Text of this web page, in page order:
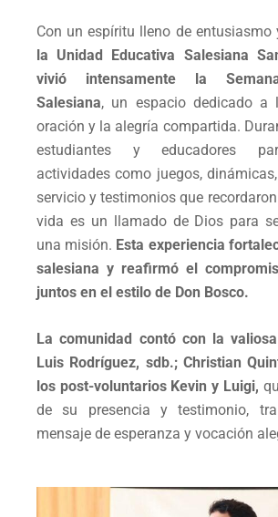
Con un espíritu lleno de entusiasmo
la Unidad Educativa Salesiana
vivió intensamente la
Salesiana, un espacio dedicado a
oración y la alegría compartida.
estudiantes y educadores
actividades como juegos,
servicio y testimonios que
vida es un llamado de Dios para
una misión. Esta experiencia
salesiana y reafirmó el
juntos en el estilo de Don Bosco.
La comunidad contó con la
Luis Rodríguez, sdb.; Christian
los post-voluntarios Kevin y Luigi,
de su presencia y testimonio,
mensaje de esperanza y vocación